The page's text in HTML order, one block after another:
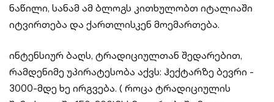
ნაწილი, სანამ ამ ბლოგს კითხულობთ იტალიაში
იტვირთება და ქართლისკენ მოემართება.
ინტენსიურ ბაღს, ტრადიციულთან შედარებით,
რამდენიმე უპირატესობა აქვს: ჰექტარზე ბევრი -
3000-მდე ხე ირგვება. ( როცა ტრადიციულის